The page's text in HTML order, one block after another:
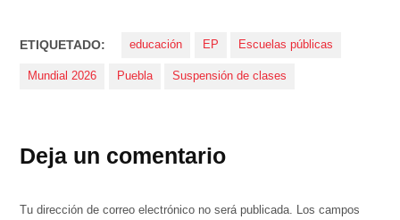
ETIQUETADO: educación EP Escuelas públicas
Mundial 2026 Puebla Suspensión de clases
Deja un comentario
Tu dirección de correo electrónico no será publicada.
Los campos